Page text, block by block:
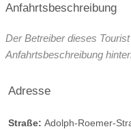
Anfahrtsbeschreibung
Der Betreiber dieses
Anfahrtsbeschreibung
Adresse
Straße: Adolph-Roemer-